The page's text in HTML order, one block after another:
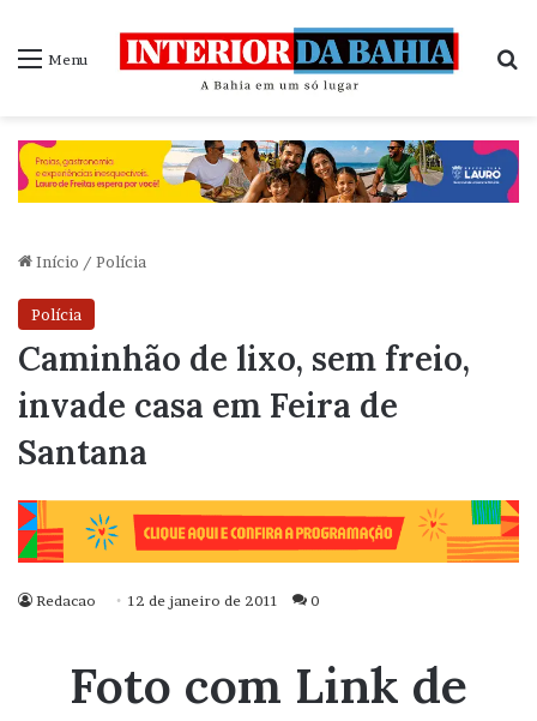
Menu
Início / Polícia
Polícia
Caminhão de lixo, sem freio,
invade casa em Feira de
Santana
Redacao 12 de janeiro de 2011 0
Foto com Link de